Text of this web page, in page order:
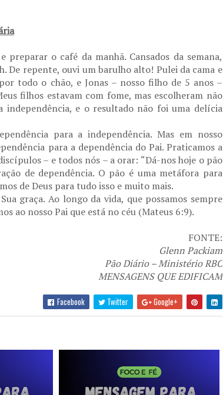
o café da manhã. Cansados da semana,
De repente, ouvi um barulho alto! Pulei da cama e
todo o chão, e Jonas – nosso filho de 5 anos –
filhos estavam com fome, mas escolheram não
independência, e o resultado não foi uma delícia
para a independência. Mas em nosso
para a dependência do Pai. Praticamos a
– e todos nós – a orar: “Dá-nos hoje o pão
de dependência. O pão é uma metáfora para
de Deus para tudo isso e muito mais.
graça. Ao longo da vida, que possamos sempre
ao nosso Pai que está no céu (Mateus 6:9).
FONTE:
Glenn Packiam
Pão Diário – Ministério RBC
MENSAGENS QUE EDIFICAM
Facebook Twitter Google+